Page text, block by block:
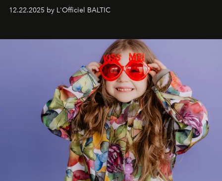
&Beyond Chobe Under Canvas
iconic wild places, a journey offering a rare combination
of adventure, intimacy, and sustainability.
is not a lodge — it’s the wild, felt, heard,
and breathed — an experience where comfort and
wilderness merge so completely that you become part
12.22.2025 by L'Officiel BALTIC